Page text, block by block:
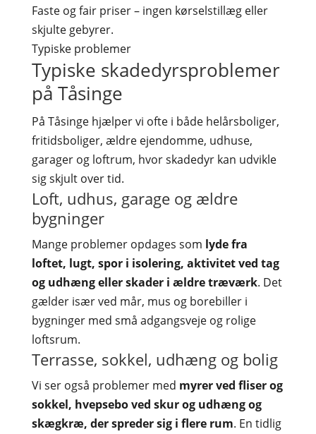
Faste og fair priser – ingen kørselstillæg eller
skjulte gebyrer.
Typiske problemer
Typiske skadedyrsproblemer
på Tåsinge
På Tåsinge hjælper vi ofte i både helårsboliger,
fritidsboliger, ældre ejendomme, udhuse,
garager og loftrum, hvor skadedyr kan udvikle
sig skjult over tid.
Loft, udhus, garage og ældre
bygninger
Mange problemer opdages som lyde fra
loftet, lugt, spor i isolering, aktivitet ved tag
og udhæng eller skader i ældre træværk. Det
gælder især ved mår, mus og borebiller i
bygninger med små adgangsveje og rolige
loftsrum.
Terrasse, sokkel, udhæng og bolig
Vi ser også problemer med myrer ved fliser og
sokkel, hvepsebo ved skur og udhæng og
skægkræ, der spreder sig i flere rum. En tidlig